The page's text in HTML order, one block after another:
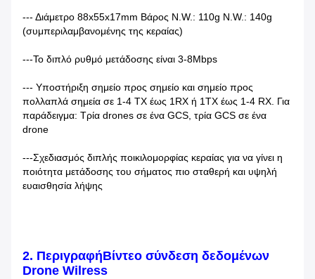
--- Διάμετρο 88x55x17mm Βάρος N.W.: 110g N.W.: 140g
(συμπεριλαμβανομένης της κεραίας)
---Το διπλό ρυθμό μετάδοσης είναι 3-8Mbps
--- Υποστήριξη σημείο προς σημείο και σημείο προς
πολλαπλά σημεία σε 1-4 TX έως 1RX ή 1TX έως 1-4 RX. Για
παράδειγμα: Τρία drones σε ένα GCS, τρία GCS σε ένα
drone
---Σχεδιασμός διπλής ποικιλομορφίας κεραίας για να γίνει η
ποιότητα μετάδοσης του σήματος πιο σταθερή και υψηλή
ευαισθησία λήψης
2. ΠεριγραφήΒίντεο σύνδεση δεδομένων
Drone Wilress